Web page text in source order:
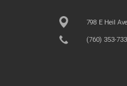
798 E Heil
(760) 353-